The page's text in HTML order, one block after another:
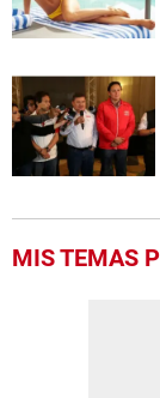
MIS TEMAS